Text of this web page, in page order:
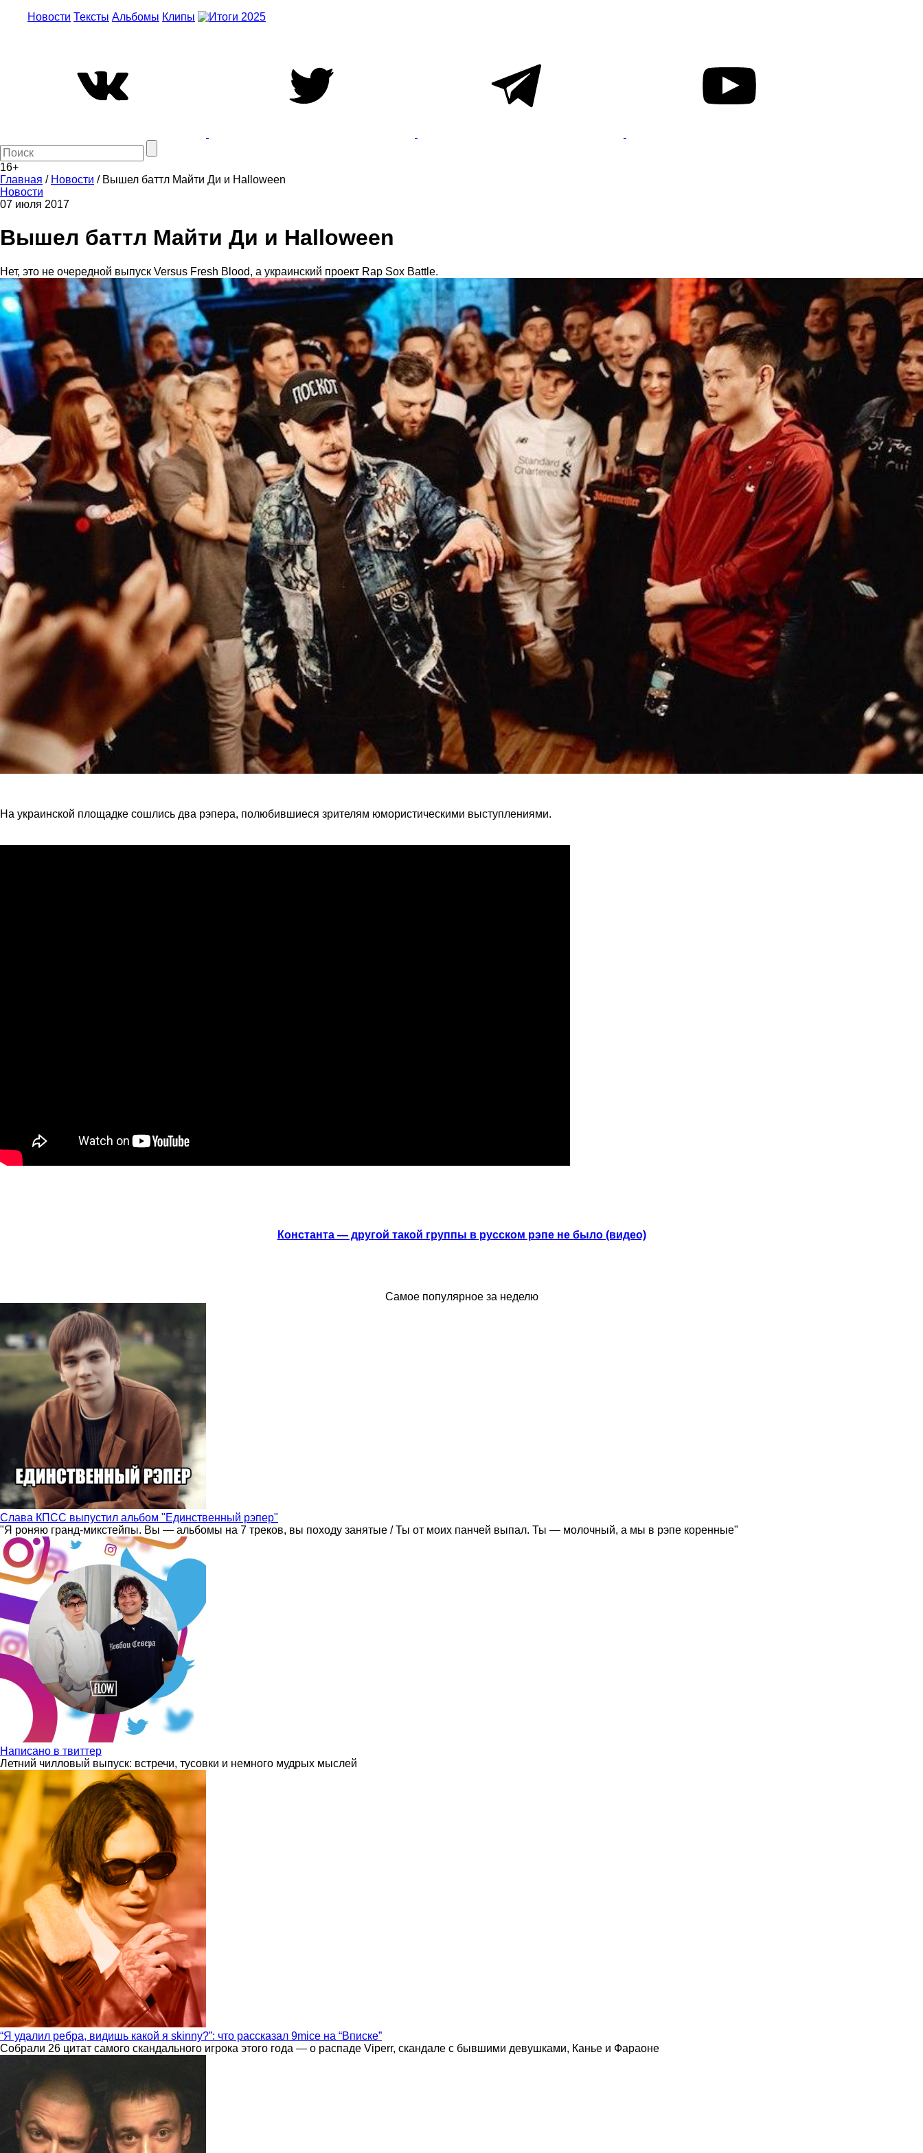
Новости Тексты Альбомы Клипы
16+
Главная / Новости / Вышел баттл Майти Ди и Halloween
Новости
07 июля 2017
Вышел баттл Майти Ди и Halloween
Нет, это не очередной выпуск Versus Fresh Blood, а украинский проект Rap Sox Battle.
На украинской площадке сошлись два рэпера, полюбившиеся зрителям юмористическими выступлениями.
Константа — другой такой группы в русском рэпе не было (видео)
Самое популярное за неделю
Слава КПСС выпустил альбом "Единственный рэпер"
"Я роняю гранд-микстейпы. Вы — альбомы на 7 треков, вы походу занятые / Ты от моих панчей выпал. Ты — молочный, а мы в рэпе коренные"
Написано в твиттер
Летний чилловый выпуск: встречи, тусовки и немного мудрых мыслей
“Я удалил ребра, видишь какой я skinny?”: что рассказал 9mice на “Вписке”
Собрали 26 цитат самого скандального игрока этого года — о распаде Viperr, скандале с бывшими девушками, Канье и Фараоне